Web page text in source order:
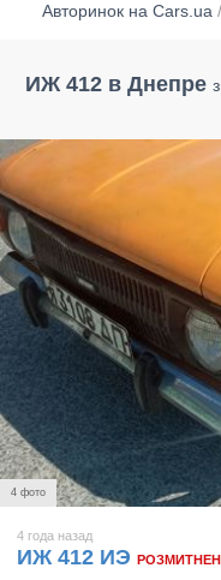
Авторинок на Cars.ua /
ИЖ 412 в Днепре
4 фото
4 года назад
ИЖ 412 ИЭ